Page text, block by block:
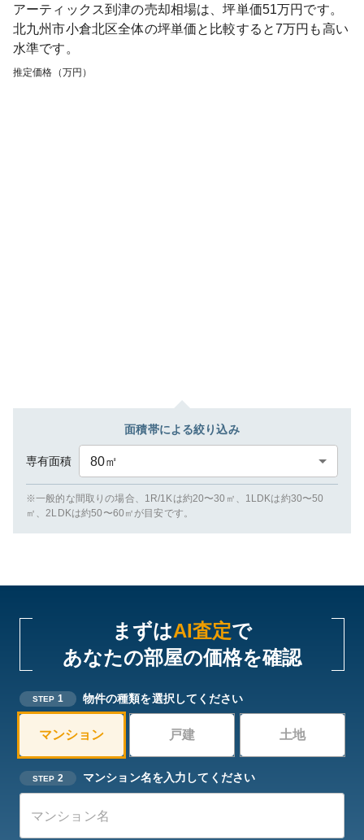
アーティックス到津の売却相場は、坪単価51万円です。
北九州市小倉北区全体の坪単価と比較すると7万円も高い
水準です。
推定価格（万円）
面積帯による絞り込み
専有面積 80㎡
※一般的な間取りの場合、1R/1Kは約20〜30㎡、1LDKは約30〜50
㎡、2LDKは約50〜60㎡が目安です。
まずはAI査定で
あなたの部屋の価格を確認
STEP 1 物件の種類を選択してください
マンション 戸建 土地
STEP 2 マンション名を入力してください